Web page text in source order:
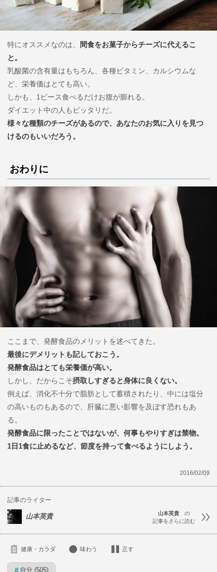
特にオススメなのは、
間食をお菓子からチーズに代えるこ
と。
乳酸菌の含有量はもちろん、各種ビタミン、カルシウムな
ど、栄養価はとても高い。
しかも、1ピース食べるだけお腹が膨れる。
ダイエット中の人もピッタリだ。
様々な種類のチーズがあるので、あなたのお気に入りを見つ
けるのもいいだろう。
おわりに
ここまで、発酵食品のメリットを述べてきた。
最後にデメリットも記しておこう。
発酵食品はとても栄養価が高い。
しかし、だからこそ摂取しすぎると身体に良くない。
例えば、消化不十分で脂肪として蓄積されたり、中には塩分
の高いものもあるので、肝臓に悪い影響を及ぼす恐れもあ
る。
発酵食品に限ったことではないが、何事もやりすぎは禁物。
1日1食に止めるなど、節度を持って食べるようにしよう。
2016/02/09
記事のライター
山本英貴 山本英貴 の
記事をさらに読む
健康・カラダ 味わう 正す
# 自分 (505)